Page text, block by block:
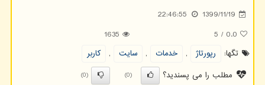
1399/11/19
22:46:55
0.0
/
5
1635
تگها:
رپورتاژ , خدمات , سایت ,
كاربر
مطلب را می پسندید؟
(0)
(0)